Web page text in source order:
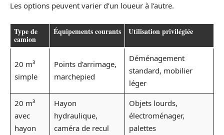
Les options peuvent varier d’un loueur à l’autre.
Type de
camion
Équipements courants Utilisation privilégiée
20 m³
simple
Points d’arrimage,
marchepied
Déménagement
standard, mobilier
léger
20 m³
avec
hayon
Hayon
hydraulique,
caméra de recul
Objets lourds,
électroménager,
palettes